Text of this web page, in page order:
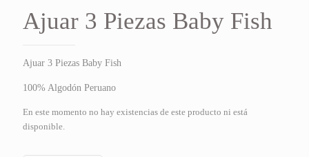
Ajuar 3 Piezas Baby Fish
Ajuar 3 Piezas Baby Fish
100% Algodón Peruano
En este momento no hay existencias de este producto ni está
disponible.